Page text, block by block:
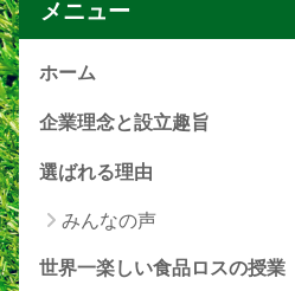
メニュー
ホーム
企業理念と設立趣旨
選ばれる理由
みんなの声
世界一楽しい食品ロスの授業